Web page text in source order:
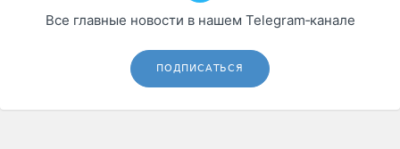
Все главные новости в нашем Telegram‑канале
ПОДПИСАТЬСЯ